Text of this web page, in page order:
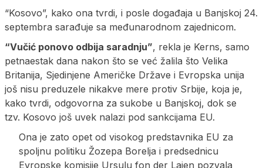
“Kosovo”, kako ona tvrdi, i posle događaja u Banjskoj 24.
septembra sarađuje sa međunarodnom zajednicom.
“Vučić ponovo odbija saradnju”, rekla je Kerns, samo
petnaestak dana nakon što se već žalila što Velika
Britanija, Sjedinjene Američke Države i Evropska unija
još nisu preduzele nikakve mere protiv Srbije, koja je,
kako tvrdi, odgovorna za sukobe u Banjskoj, dok se
tzv. Kosovo još uvek nalazi pod sankcijama EU.
Ona je zato opet od visokog predstavnika EU za
spoljnu politiku Žozepa Borelja i predsednicu
Evropske komisije Ursulu fon der Lajen pozvala